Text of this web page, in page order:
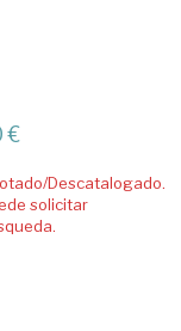
€
Descatalogado.
solicitar